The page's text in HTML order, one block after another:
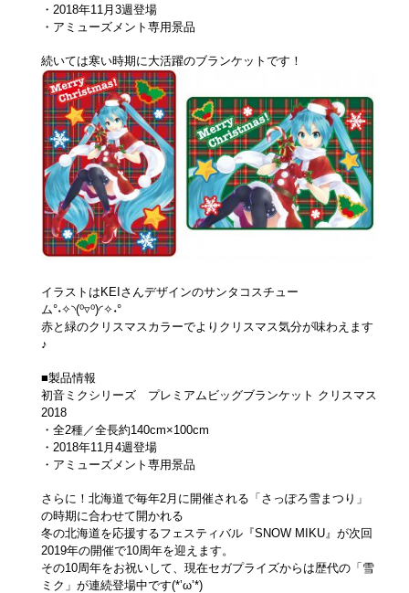
・2018年11月3週登場
・アミューズメント専用景品
続いては寒い時期に大活躍のブランケットです！
イラストはKEIさんデザインのサンタコスチュー
ム°˖✧◝(⁰▿⁰)◜✧˖°
赤と緑のクリスマスカラーでよりクリスマス気分が味わえます
♪
■製品情報
初音ミクシリーズ プレミアムビッグブランケット クリスマス
2018
・全2種／全長約140cm×100cm
・2018年11月4週登場
・アミューズメント専用景品
さらに！北海道で毎年2月に開催される「さっぽろ雪まつり」
の時期に合わせて開かれる
冬の北海道を応援するフェスティバル『SNOW MIKU』が次回
2019年の開催で10周年を迎えます。
その10周年をお祝いして、現在セガプライズからは歴代の「雪
ミク」が連続登場中です(*’ω’*)